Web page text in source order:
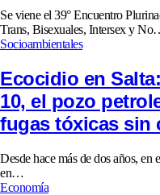
Se viene el 39° Encuentro
Trans, Bisexuales, Intersex y
Socioambientales
Ecocidio en
10, el pozo
fugas tóxicas sin
Desde hace más de dos años, en
en…
Economía